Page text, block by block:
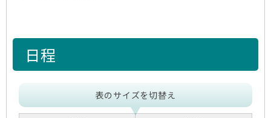
日程
表のサイズを切替え